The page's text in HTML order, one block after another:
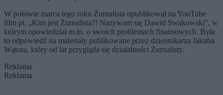
W połowie marca tego roku Żurnalista opublikował na YouTube
film pt. „Kim jest Żurnalista?! Nazywam się Dawid Swakowski”, w
którym opowiedział m.in. o swoich problemach finansowych. Była
to odpowiedź na materiały publikowane przez dziennikarza Jakuba
Wątora, który od lat przygląda się działalności Żurnalisty.
Reklama
Reklama